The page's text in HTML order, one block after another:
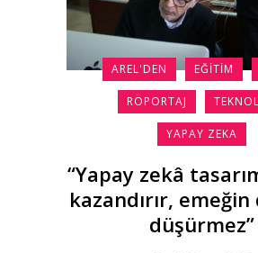
AREL'DEN EĞITIM
RÖPORTAJ
YAPAY ZEKA
“Yapay zekâ
kazandırır,
düşürmez”